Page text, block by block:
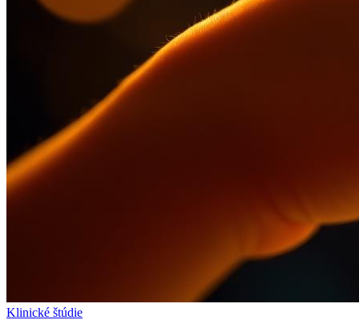
Klinické štúdie